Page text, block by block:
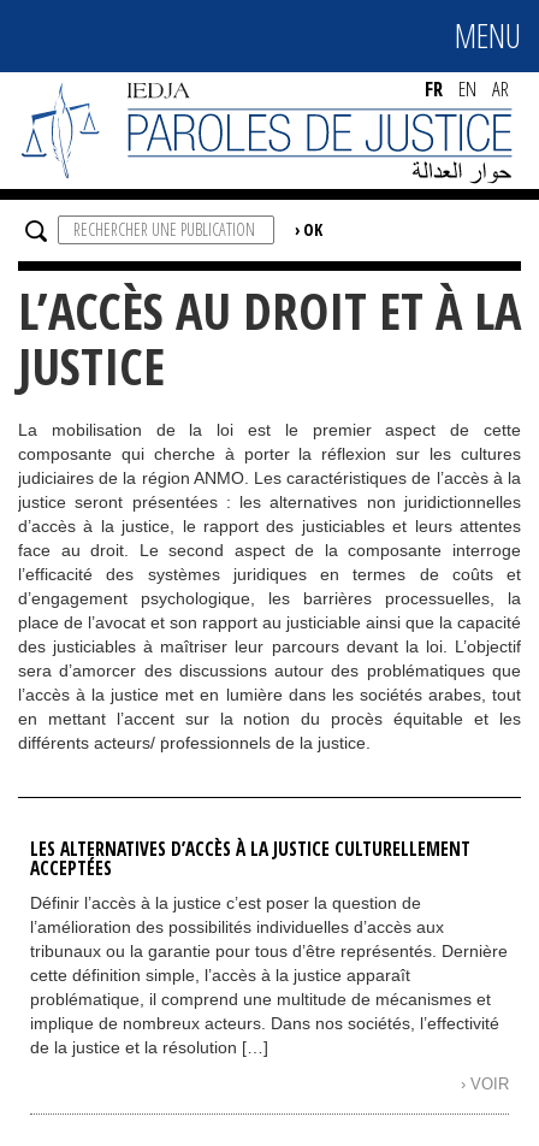
MENU
FR EN AR
L’ACCÈS AU DROIT ET À LA
JUSTICE
La mobilisation de la loi est le premier aspect de cette
composante qui cherche à porter la réflexion sur les cultures
judiciaires de la région ANMO. Les caractéristiques de l’accès à la
justice seront présentées : les alternatives non juridictionnelles
d’accès à la justice, le rapport des justiciables et leurs attentes
face au droit. Le second aspect de la composante interroge
l’efficacité des systèmes juridiques en termes de coûts et
d’engagement psychologique, les barrières processuelles, la
place de l’avocat et son rapport au justiciable ainsi que la capacité
des justiciables à maîtriser leur parcours devant la loi. L’objectif
sera d’amorcer des discussions autour des problématiques que
l’accès à la justice met en lumière dans les sociétés arabes, tout
en mettant l’accent sur la notion du procès équitable et les
différents acteurs/ professionnels de la justice.
LES ALTERNATIVES D’ACCÈS À LA JUSTICE CULTURELLEMENT
ACCEPTÉES
Définir l’accès à la justice c’est poser la question de
l’amélioration des possibilités individuelles d’accès aux
tribunaux ou la garantie pour tous d’être représentés. Dernière
cette définition simple, l’accès à la justice apparaît
problématique, il comprend une multitude de mécanismes et
implique de nombreux acteurs. Dans nos sociétés, l’effectivité
de la justice et la résolution […]
› VOIR